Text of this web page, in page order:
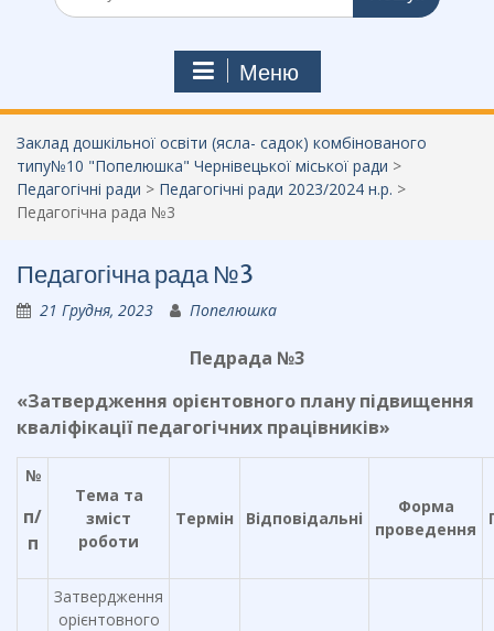
Меню
Заклад дошкільної освіти (ясла- садок) комбінованого
типу№10 "Попелюшка" Чернівецької міської ради >
Педагогічні ради > Педагогічні ради 2023/2024 н.р. >
Педагогічна рада №3
Педагогічна рада №3
21 Грудня, 2023 Попелюшка
Педрада №3
«Затвердження орієнтовного плану підвищення
кваліфікації педагогічних працівників»
№
п/
п
Тема та
зміст
роботи
Термін Відповідальні
Форма
проведення
Затвердження
орієнтовного